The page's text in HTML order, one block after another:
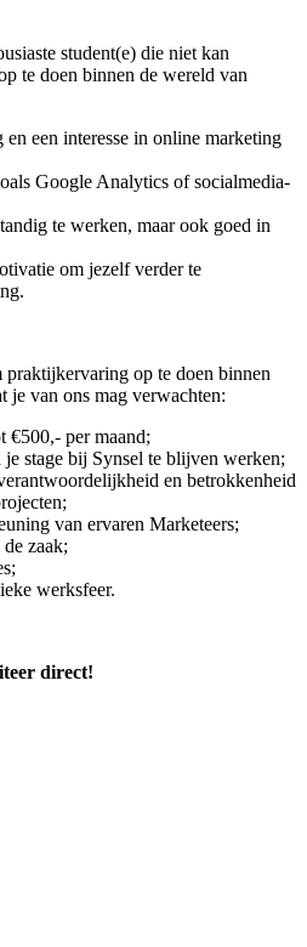
student(e) die niet kan
te doen binnen de wereld van
een interesse in online marketing
Google Analytics of socialmedia-
te werken, maar ook goed in
om jezelf verder te
op te doen binnen
je van ons mag verwachten:
€500,- per maand;
stage bij Synsel te blijven werken;
en betrokkenheid
van ervaren Marketeers;
zaak;
werksfeer.
direct!